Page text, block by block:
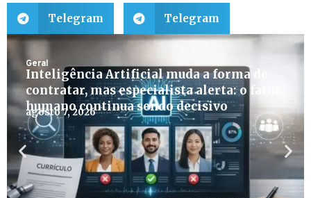
Telegram Telegram
Geral
Inteligência Artificial muda a forma de
contratar, mas especialista alerta: o fator
humano continua sendo decisivo
agosto 7, 2026